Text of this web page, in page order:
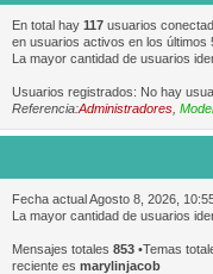
En total hay 117 usuarios
en usuarios activos en los últimos
La mayor cantidad de usuarios
Usuarios registrados: No hay
Referencia:Administradores
Fecha actual Agosto 8, 2026,
La mayor cantidad de usuarios
Mensajes totales 853 •Temas
reciente es marylinjacob